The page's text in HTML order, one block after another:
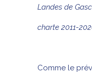
Landes de
charte 2011-
Comme le